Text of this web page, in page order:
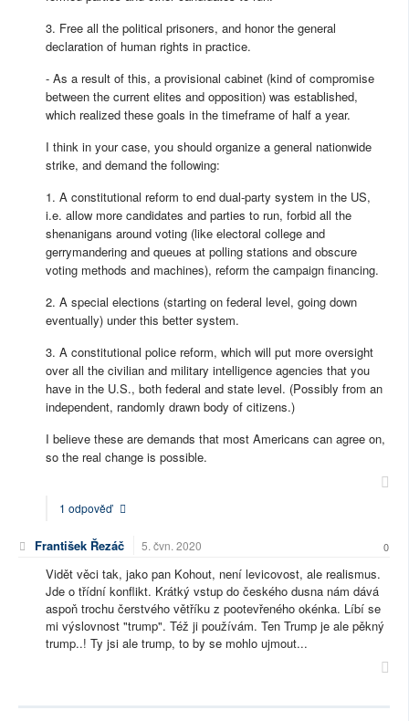
3. Free all the political prisoners, and honor the general
declaration of human rights in practice.
- As a result of this, a provisional cabinet (kind of compromise
between the current elites and opposition) was established,
which realized these goals in the timeframe of half a year.
I think in your case, you should organize a general nationwide
strike, and demand the following:
1. A constitutional reform to end dual-party system in the US,
i.e. allow more candidates and parties to run, forbid all the
shenanigans around voting (like electoral college and
gerrymandering and queues at polling stations and obscure
voting methods and machines), reform the campaign financing.
2. A special elections (starting on federal level, going down
eventually) under this better system.
3. A constitutional police reform, which will put more oversight
over all the civilian and military intelligence agencies that you
have in the U.S., both federal and state level. (Possibly from an
independent, randomly drawn body of citizens.)
I believe these are demands that most Americans can agree on,
so the real change is possible.
1 odpověď
František Řezáč 5. čvn. 2020 0
Vidět věci tak, jako pan Kohout, není levicovost, ale realismus.
Jde o třídní konflikt. Krátký vstup do českého dusna nám dává
aspoň trochu čerstvého větříku z pootevřeného okénka. Líbí se
mi výslovnost "trump". Též ji používám. Ten Trump je ale pěkný
trump..! Ty jsi ale trump, to by se mohlo ujmout...